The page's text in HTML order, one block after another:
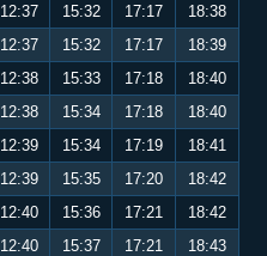
12:37 15:32 17:17
18:38
12:37 15:32 17:17
18:39
12:38 15:33 17:18
18:40
12:38 15:34 17:18
18:40
12:39 15:34 17:19
18:41
12:39 15:35 17:20
18:42
12:40 15:36 17:21
18:42
12:40 15:37 17:21
18:43